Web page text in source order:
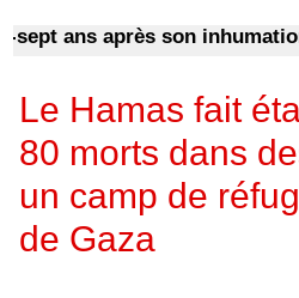
ans après son inhumation
Le Hamas fait
80 morts dans
un camp de
de Gaza